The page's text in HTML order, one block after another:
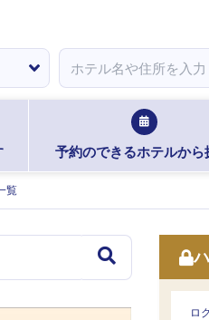
予約のできるホテルから
覧
ロ